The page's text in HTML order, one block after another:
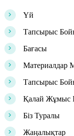
> Үй
> Тапсырыс
> Бағасы
> Материалдар
> Тапсырыс
> Қалай Жұмыс
> Біз Туралы
> Жаңалықтар